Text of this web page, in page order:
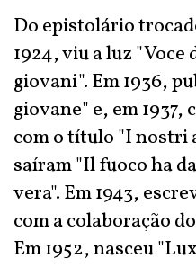
Do epistolário
1924, viu a luz
giovani". Em 1936,
giovane" e, em 1937,
com o título "I nostri
saíram "Il fuoco ha
vera". Em 1943,
com a colaboração
Em 1952, nasceu